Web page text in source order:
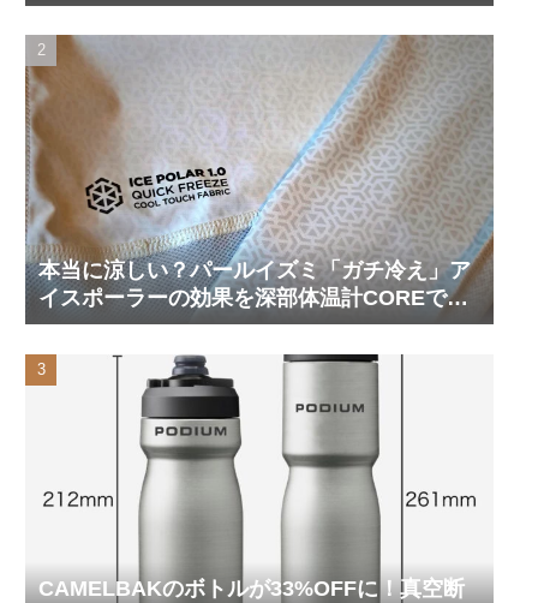
本当に涼しい？パールイズミ「ガチ冷え」ア
イスポーラーの効果を深部体温計COREで測
ってみた
CAMELBAKのボトルが33%OFFに！真空断